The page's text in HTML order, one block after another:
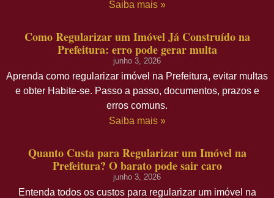
Saiba mais »
Como Regularizar um Imóvel Já Construído na
Prefeitura: erro pode gerar multa
junho 3, 2026
Aprenda como regularizar imóvel na Prefeitura, evitar multas
e obter Habite-se. Passo a passo, documentos, prazos e
erros comuns.
Saiba mais »
Quanto Custa para Regularizar um Imóvel na
Prefeitura? O barato pode sair caro
junho 3, 2026
Entenda todos os custos para regularizar um imóvel na